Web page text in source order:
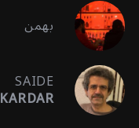
بهمن
SAIDE
KARDAR